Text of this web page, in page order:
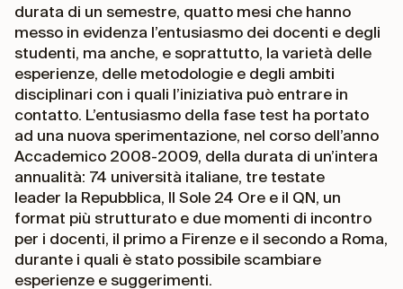
durata di un semestre, quatto mesi che hanno
messo in evidenza l’entusiasmo dei docenti e degli
studenti, ma anche, e soprattutto, la varietà delle
esperienze, delle metodologie e degli ambiti
disciplinari con i quali l’iniziativa può entrare in
contatto. L’entusiasmo della fase test ha portato
ad una nuova sperimentazione, nel corso dell’anno
Accademico 2008-2009, della durata di un’intera
annualità: 74 università italiane, tre testate
leader la Repubblica, Il Sole 24 Ore e il QN, un
format più strutturato e due momenti di incontro
per i docenti, il primo a Firenze e il secondo a Roma,
durante i quali è stato possibile scambiare
esperienze e suggerimenti.